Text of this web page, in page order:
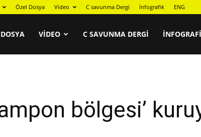
Özel Dosya Video C savunma Dergi İnfografik ENG
VIDEO C SAVUNMA DERGI
bölgesi’